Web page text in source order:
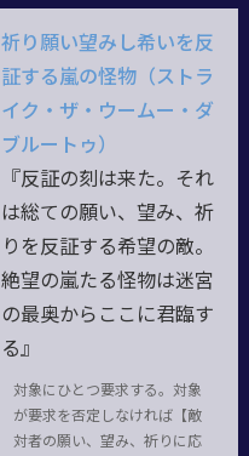
祈り願い望みし希いを反
証する嵐の怪物（ストラ
イク・ザ・ウームー・ダ
ブルートゥ）
『反証の刻は来た。それ
は総ての願い、望み、祈
りを反証する希望の敵。
絶望の嵐たる怪物は迷宮
の最奥からここに君臨す
る』
対象にひとつ要求する。対象
が要求を否定しなければ【敵
対者の願い、望み、祈りに応